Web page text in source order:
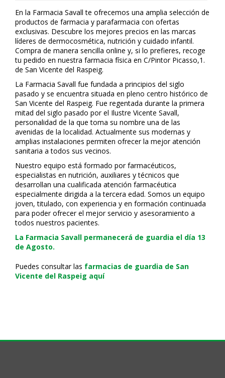
En la Farmacia Savall te ofrecemos una amplia selección de
productos de farmacia y parafarmacia con ofertas
exclusivas. Descubre los mejores precios en las marcas
líderes de dermocosmética, nutrición y cuidado infantil.
Compra de manera sencilla online y, si lo prefieres, recoge
tu pedido en nuestra farmacia física en C/Pintor Picasso,1.
de San Vicente del Raspeig.
La Farmacia Savall fue fundada a principios del siglo
pasado y se encuentra situada en pleno centro histórico de
San Vicente del Raspeig. Fue regentada durante la primera
mitad del siglo pasado por el Ilustre Vicente Savall,
personalidad de la que toma su nombre una de las
avenidas de la localidad. Actualmente sus modernas y
amplias instalaciones permiten ofrecer la mejor atención
sanitaria a todos sus vecinos.
Nuestro equipo está formado por farmacéuticos,
especialistas en nutrición, auxiliares y técnicos que
desarrollan una cualificada atención farmacéutica
especialmente dirigida a la tercera edad. Somos un equipo
joven, titulado, con experiencia y en formación continuada
para poder ofrecer el mejor servicio y asesoramiento a
todos nuestros pacientes.
La Farmacia Savall permanecerá de guardia el día 13
de Agosto.
Puedes consultar las farmacias de guardia de San
Vicente del Raspeig aquí